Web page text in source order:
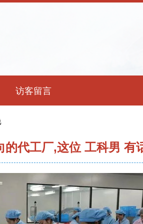
访客留言
的代工厂,这位 工科男 有